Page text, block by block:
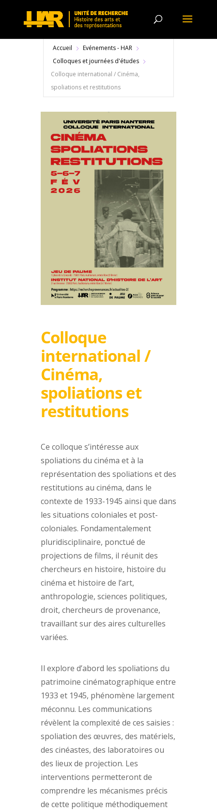
Accueil
Evénements - HAR
Colloques et journées d'études
Colloque international / Cinéma,
spoliations et restitutions
Colloque
international /
Cinéma,
spoliations et
restitutions
Ce colloque s’intéresse aux
spoliations du cinéma et à la
représentation des spoliations et des
restitutions au cinéma, dans le
contexte de 1933-1945 ainsi que dans
les situations coloniales et post-
coloniales. Fondamentalement
pluridisciplinaire, ponctué de
projections de films, il réunit des
chercheurs en histoire, histoire du
cinéma et histoire de l’art,
anthropologie, sciences politiques,
droit, chercheurs de provenance,
travaillant sur des aires culturelles
variées.
Il explore d’abord les spoliations du
patrimoine cinématographique entre
1933 et 1945, phénomène largement
méconnu. Les communications
révèlent la complexité de ces saisies :
spoliation des œuvres, des matériels,
des cinéastes, des laboratoires ou
des lieux de projection. Les
interventions permetteront de
comprendre les mécanismes précis
de cette politique méthodiquement